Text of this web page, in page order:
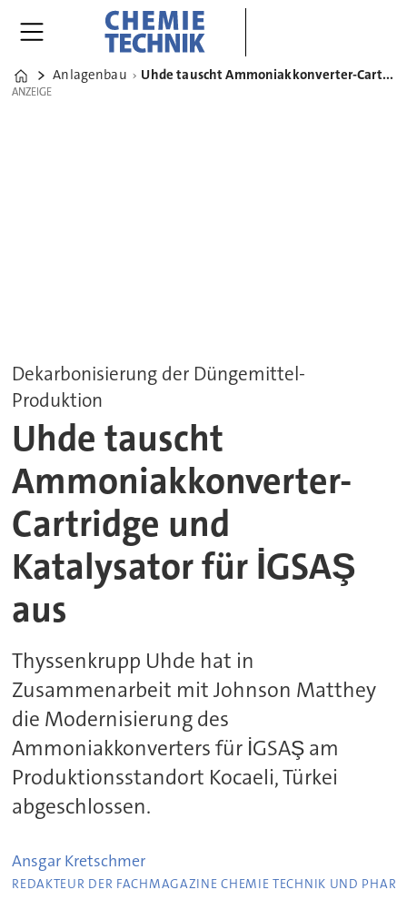
Home
Anlagenbau Uhde tauscht Ammoniakkonverter-Cartridge und Katalysator für İGSAŞ aus
ANZEIGE
ANZEIGE
Dekarbonisierung der Düngemittel-
Produktion
Uhde tauscht
Ammoniakkonverter-
Cartridge und
Katalysator für İGSAŞ
aus
Thyssenkrupp Uhde hat in
Zusammenarbeit mit Johnson Matthey
die Modernisierung des
Ammoniakkonverters für İGSAŞ am
Produktionsstandort Kocaeli, Türkei
abgeschlossen.
Ansgar Kretschmer
REDAKTEUR DER FACHMAGAZINE CHEMIE TECHNIK UND